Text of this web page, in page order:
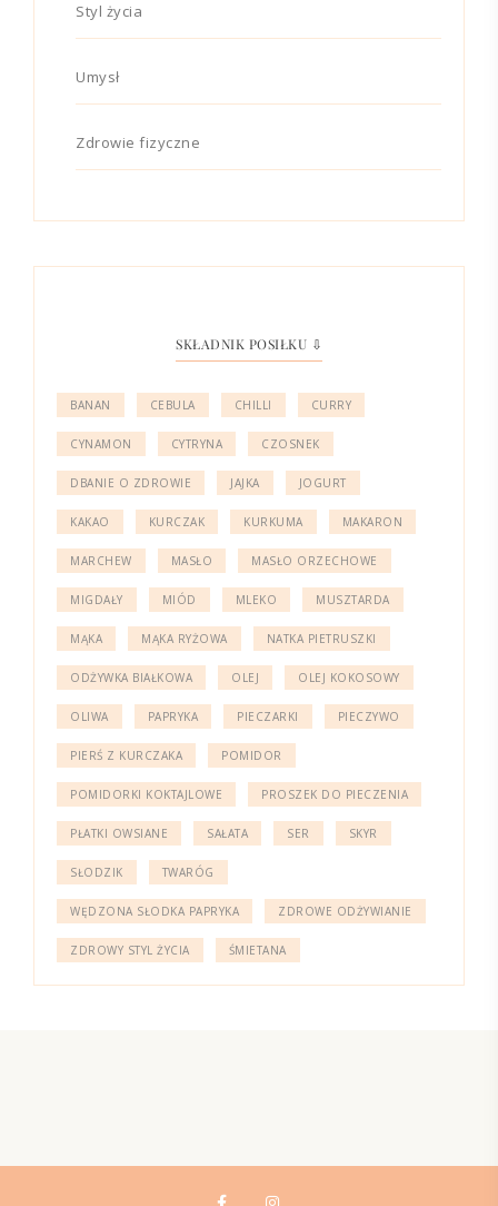
Styl życia
Umysł
Zdrowie fizyczne
SKŁADNIK POSIŁKU ⇩
BANAN CEBULA CHILLI CURRY
CYNAMON CYTRYNA CZOSNEK
DBANIE O ZDROWIE JAJKA JOGURT
KAKAO KURCZAK KURKUMA MAKARON
MARCHEW MASŁO MASŁO ORZECHOWE
MIGDAŁY MIÓD MLEKO MUSZTARDA
MĄKA MĄKA RYŻOWA NATKA PIETRUSZKI
ODŻYWKA BIAŁKOWA OLEJ OLEJ KOKOSOWY
OLIWA PAPRYKA PIECZARKI PIECZYWO
PIERŚ Z KURCZAKA POMIDOR
POMIDORKI KOKTAJLOWE PROSZEK DO PIECZENIA
PŁATKI OWSIANE SAŁATA SER SKYR
SŁODZIK TWARÓG
WĘDZONA SŁODKA PAPRYKA ZDROWE ODŻYWIANIE
ZDROWY STYL ŻYCIA ŚMIETANA